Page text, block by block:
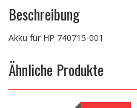
Beschreibung
Akku für HP 740715-001
Ähnliche Produkte